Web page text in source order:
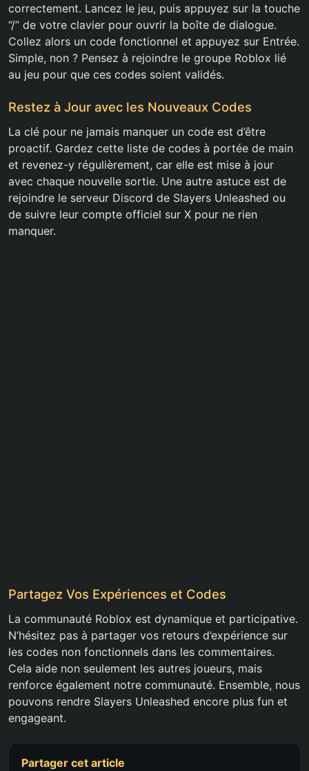
correctement. Lancez le jeu, puis appuyez sur la touche
“/” de votre clavier pour ouvrir la boîte de dialogue.
Collez alors un code fonctionnel et appuyez sur Entrée.
Simple, non ? Pensez à rejoindre le groupe Roblox lié
au jeu pour que ces codes soient validés.
Restez à Jour avec les Nouveaux Codes
La clé pour ne jamais manquer un code est d’être
proactif. Gardez cette liste de codes à portée de main
et revenez-y régulièrement, car elle est mise à jour
avec chaque nouvelle sortie. Une autre astuce est de
rejoindre le serveur Discord de Slayers Unleashed ou
de suivre leur compte officiel sur X pour ne rien
manquer.
Partagez Vos Expériences et Codes
La communauté Roblox est dynamique et participative.
N’hésitez pas à partager vos retours d’expérience sur
les codes non fonctionnels dans les commentaires.
Cela aide non seulement les autres joueurs, mais
renforce également notre communauté. Ensemble, nous
pouvons rendre Slayers Unleashed encore plus fun et
engageant.
Partager cet article